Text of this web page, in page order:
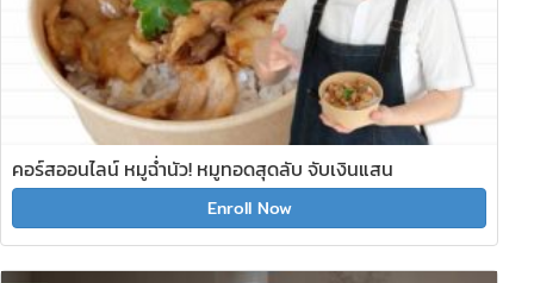
คอร์สออนไลน์ หมูฉ่ำนัว! หมูทอดสุดลับ จับเงินแสน
Enroll Now